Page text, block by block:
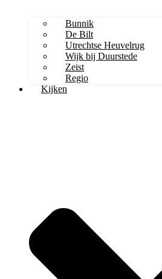
Bunnik
De Bilt
Utrechtse Heuvelrug
Wijk bij Duurstede
Zeist
Regio
Kijken